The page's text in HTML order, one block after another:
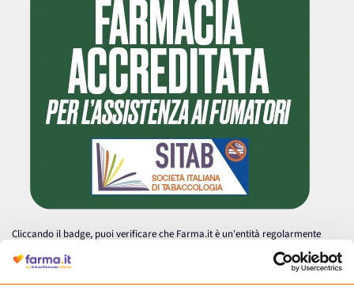
Cliccando il badge, puoi verificare che Farma.it è un'entità regolarmente
autorizzata dal Ministero della Salute a effettuare la vendita online di
medicinali.